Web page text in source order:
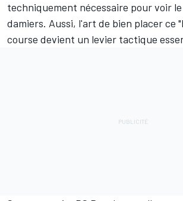
techniquement nécessaire pour voir
damiers. Aussi, l'art de bien placer ce
course devient un levier tactique